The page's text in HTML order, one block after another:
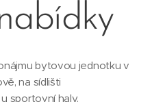
bytovou jednotku v
na sídlišti
sportovní haly.